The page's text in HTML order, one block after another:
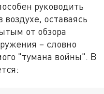
руководить
оставаясь
от обзора
– словно
"тумана войны". В